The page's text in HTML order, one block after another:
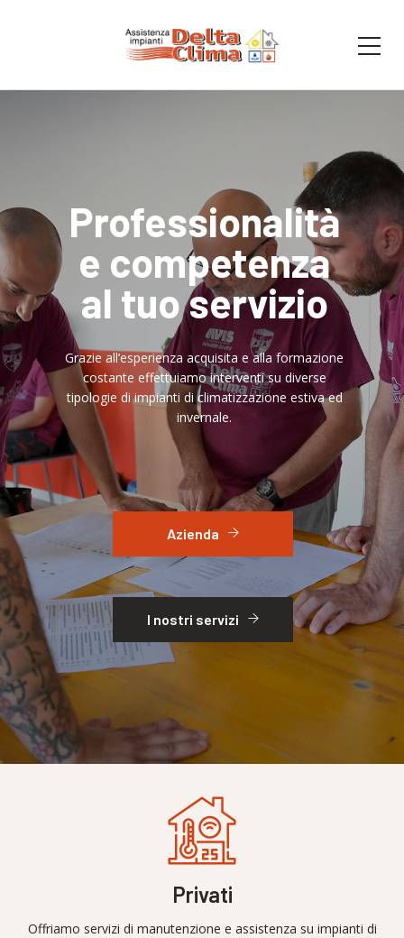
Professionalità
e competenza
al tuo servizio
Grazie all’esperienza acquisita e alla formazione
costante effettuiamo interventi su diverse
tipologie di impianti di climatizzazione estiva ed
invernale.
Azienda
I nostri servizi
Privati
Offriamo servizi di manutenzione e assistenza su impianti di